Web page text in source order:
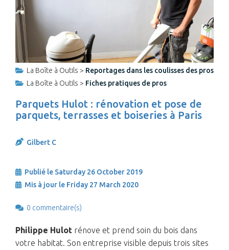
La Boîte à Outils > Reportages dans les coulisses des pros
La Boîte à Outils > Fiches pratiques de pros
Parquets Hulot : rénovation et pose de
parquets, terrasses et boiseries à Paris
Gilbert C
Publié le Saturday 26 October 2019
Mis à jour le Friday 27 March 2020
0 commentaire(s)
Philippe Hulot rénove et prend soin du bois dans
votre habitat. Son entreprise visible depuis trois sites